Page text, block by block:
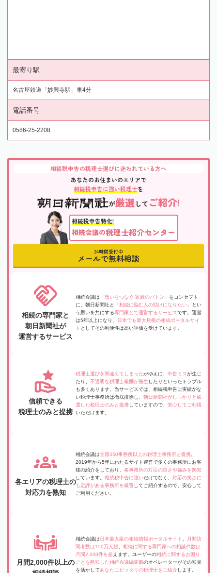
最寄り駅
名古屋鉄道「妙興寺駅」車4分
電話番号
0586-25-2208
相続税申告の税理士選びに迷われている方へ
あなたのお住まいのエリアで
相続税申告に強い税理士を
が厳選して ご紹介!
相続税申告特化!
相続会議の税理士紹介センター
24時間受付中
メールで無料相談
相続の専門家と
朝日新聞社が
運営するサービス
相続会議は 「想いをつなぐ 家族のバトン」 をコンセプト
に、朝日新聞社と
「相続に悩む人の助けになりたい」
とい
う思いを共にする専門家とで運営するサービスです。運営
は5年以上になり、
日本でも最大規模の相続ポータルサイ
ト としてその利便性は高い評価を受けています。
信頼できる
税理士のみと提携
税理士選びを間違えてしまったがゆえに、 申告ミスが生じ
たり、 不透明な税理士報酬が発生 したりといったトラブル
も多くあります。当サービスでは、相続税申告に実績がな
い税理士事務所は徹底排除し、 朝日新聞社がしっかりと厳
選した税理士のみと提携していますので、 安心してご利用
いただけます。
各エリアの税理士の
対応力を熟知
相続会議は全国450事務所以上の税理士事務所と提携
2019年から5年にわたるサイト運営で多くの事務所にお客
様の紹介をしており、 各事務所の対応の良さや強みを熟知
しています。 相続税申告に強いだけでなく、 対応の良さに
も定評がある事務所を厳選 してご紹介するので、安心して
ご利用ください。
月間2,000件以上の
相続会議は 日本最大級の相続情報ポータルサイト
月間訪
問者数は150万人超
相続に関する専門家への相談件数は
月間2,000件を超 えます。ユーザーの相続に関するお困り
ごとを熟知した相続会議編集部のオペレーターがその知見
を活かしてあなたにピッタリの税理士をご紹介 します。